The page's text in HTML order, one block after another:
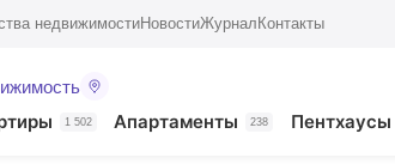
недвижимостиНовостиЖурнал Контакты
1 502 Апартаменты 238 Пентхаусы